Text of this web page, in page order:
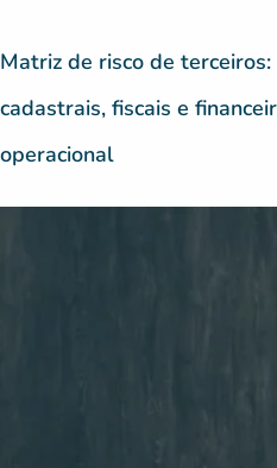
Matriz de risco de
cadastrais, fiscais e
operacional